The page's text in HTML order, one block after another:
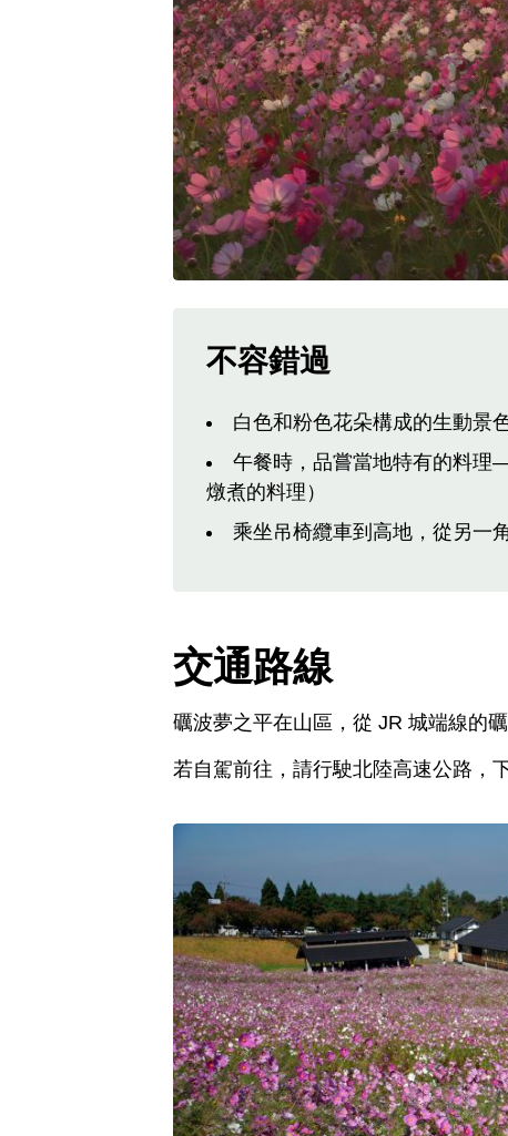
不容錯過
白色和粉色花朵構成的生動景
午餐時，品嘗當地特有的料
燉煮的料理）
乘坐吊椅纜車到高地，從另一
交通路線
礪波夢之平在山區，從 JR 城端線的
若自駕前往，請行駛北陸高速公路，